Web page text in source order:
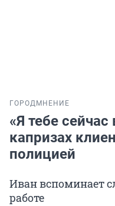
ГОРОД МНЕНИЕ
«Я тебе
капризах
полицией
Иван вспоминает
работе